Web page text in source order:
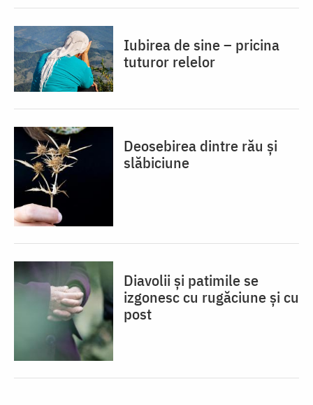
Iubirea de sine – pricina
tuturor relelor
Deosebirea dintre rău și
slăbiciune
Diavolii și patimile se
izgonesc cu rugăciune și cu
post